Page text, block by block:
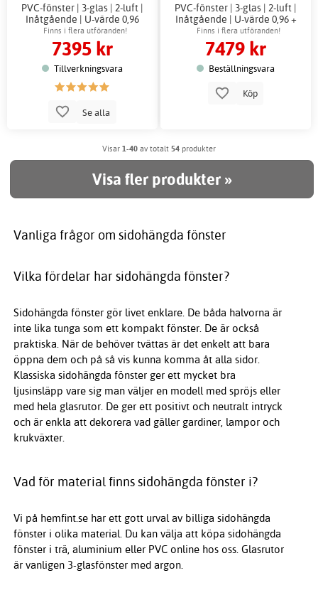
PVC-fönster | 3-glas | 2-luft |
Inåtgående | U-värde 0,96
Finns i flera utföranden!
7395 kr
Tillverkningsvara
Se alla
PVC-fönster | 3-glas | 2-luft |
Inåtgående | U-värde 0,96 +
Karmhylsor
Finns i flera utföranden!
7479 kr
Beställningsvara
Köp
Visar 1-40 av totalt 54 produkter
Visa fler produkter »
Vanliga frågor om sidohängda fönster
Vilka fördelar har sidohängda fönster?
Sidohängda fönster gör livet enklare. De båda halvorna är
inte lika tunga som ett kompakt fönster. De är också
praktiska. När de behöver tvättas är det enkelt att bara
öppna dem och på så vis kunna komma åt alla sidor.
Klassiska sidohängda fönster ger ett mycket bra
ljusinsläpp vare sig man väljer en modell med spröjs eller
med hela glasrutor. De ger ett positivt och neutralt intryck
och är enkla att dekorera vad gäller gardiner, lampor och
krukväxter.
Vad för material finns sidohängda fönster i?
Vi på hemfint.se har ett gott urval av billiga sidohängda
fönster i olika material. Du kan välja att köpa sidohängda
fönster i trä, aluminium eller PVC online hos oss. Glasrutor
är vanligen 3-glasfönster med argon.